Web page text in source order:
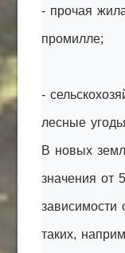
- прочая
промилле;
-
лесные
В новых
значения от
зависимости
таких,